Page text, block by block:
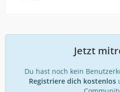
Jetzt
Du hast noch kein
Registriere dich kostenlos